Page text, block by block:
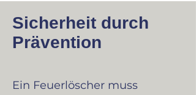
Sicherheit durch
Prävention
Ein Feuerlöscher muss